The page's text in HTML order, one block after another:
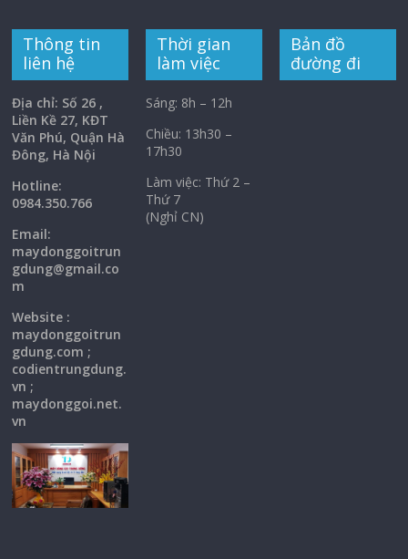
Thông tin
liên hệ
Địa chỉ: Số 26 ,
Liền Kề 27, KĐT
Văn Phú, Quận Hà
Đông, Hà Nội
Hotline:
0984.350.766
Email:
maydonggoitrun
gdung@gmail.co
m
Website :
maydonggoitrun
gdung.com ;
codientrungdung.
vn ;
maydonggoi.net.
vn
Thời gian
làm việc
Sáng: 8h – 12h
Chiều: 13h30 –
17h30
Làm việc: Thứ 2 –
Thứ 7
(Nghỉ CN)
Bản đồ
đường đi